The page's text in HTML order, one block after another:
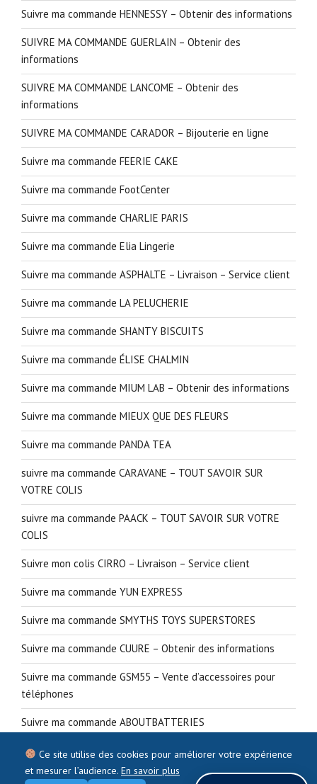
Suivre ma commande HENNESSY – Obtenir des informations
SUIVRE MA COMMANDE GUERLAIN – Obtenir des
informations
SUIVRE MA COMMANDE LANCOME – Obtenir des
informations
SUIVRE MA COMMANDE CARADOR – Bijouterie en ligne
Suivre ma commande FEERIE CAKE
Suivre ma commande FootCenter
Suivre ma commande CHARLIE PARIS
Suivre ma commande Elia Lingerie
Suivre ma commande ASPHALTE – Livraison – Service client
Suivre ma commande LA PELUCHERIE
Suivre ma commande SHANTY BISCUITS
Suivre ma commande ÉLISE CHALMIN
Suivre ma commande MIUM LAB – Obtenir des informations
Suivre ma commande MIEUX QUE DES FLEURS
Suivre ma commande PANDA TEA
suivre ma commande CARAVANE – TOUT SAVOIR SUR
VOTRE COLIS
suivre ma commande PAACK – TOUT SAVOIR SUR VOTRE
COLIS
Suivre mon colis CIRRO – Livraison – Service client
Suivre ma commande YUN EXPRESS
Suivre ma commande SMYTHS TOYS SUPERSTORES
Suivre ma commande CUURE – Obtenir des informations
Suivre ma commande GSM55 – Vente d’accessoires pour
téléphones
Suivre ma commande ABOUTBATTERIES
Ce site utilise des cookies pour améliorer votre expérience
et mesurer l’audience. En savoir plus